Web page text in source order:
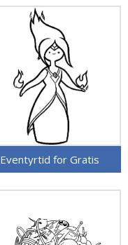
Eventyrtid for Gratis